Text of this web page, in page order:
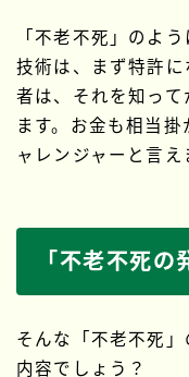
「不老不死」のよ
技術は、まず特許
者は、それを知っ
ます。お金も相当
ャレンジャーと言え
「不老不死の
そんな「不老不死
内容でしょう？